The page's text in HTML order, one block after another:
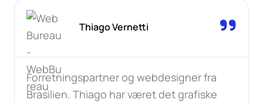
Thiago Vernetti
Forretningspartner og webdesigner fra
Brasilien. Thiago har været det grafiske